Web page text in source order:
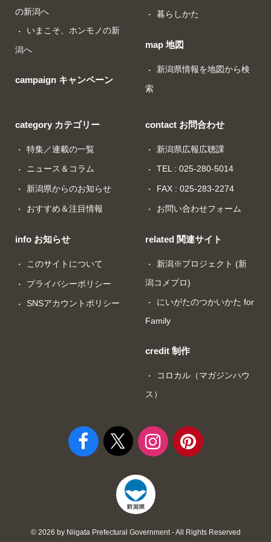
の新潟へ
いまこそ、ホンモノの新
潟へ
campaign キャンペーン
暮らしかた
map 地図
新潟県情報を地図から検
索
category カテゴリー
特集／連載の一覧
ニュース＆コラム
新潟県からのお知らせ
おすすめ＆注目情報
info お知らせ
このサイトについて
プライバシーポリシー
SNSアカウントポリシー
contact お問合わせ
新潟県広報広聴課
TEL : 025-280-5014
FAX : 025-283-2274
お問い合わせフォーム
related 関連サイト
新潟※プロジェクト (新
潟コメプロ)
にいがたのつかいかた for
Family
credit 制作
コロカル（マガジンハウ
ス）
© 2026 by Niigata Prefectural Government - All Rights Reserved